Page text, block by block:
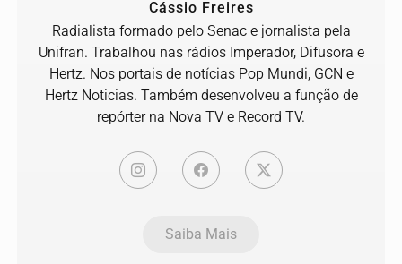
Cássio Freires
Radialista formado pelo Senac e jornalista pela
Unifran. Trabalhou nas rádios Imperador, Difusora e
Hertz. Nos portais de notícias Pop Mundi, GCN e
Hertz Noticias. Também desenvolveu a função de
repórter na Nova TV e Record TV.
Saiba Mais